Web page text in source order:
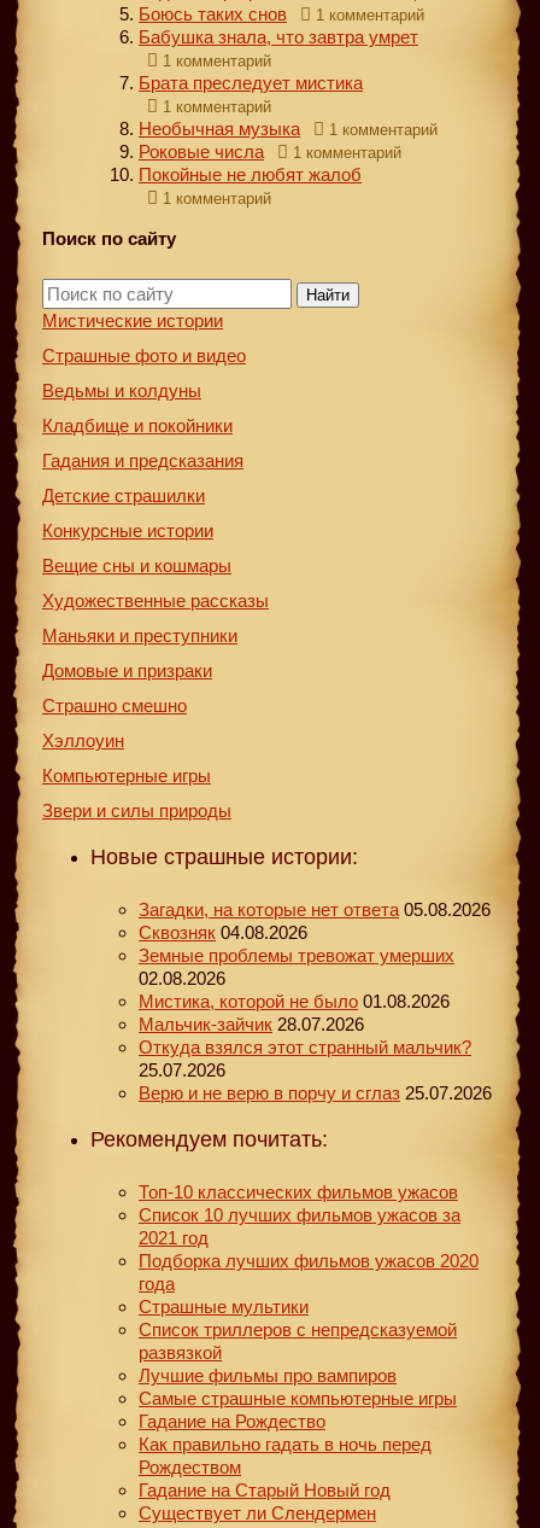
Боюсь таких снов 1 комментарий
Бабушка знала, что завтра умрет
1 комментарий
Брата преследует мистика
1 комментарий
Необычная музыка 1 комментарий
Роковые числа 1 комментарий
Покойные не любят жалоб
1 комментарий
Поиск по сайту
Найти
Мистические истории
Страшные фото и видео
Ведьмы и колдуны
Кладбище и покойники
Гадания и предсказания
Детские страшилки
Конкурсные истории
Вещие сны и кошмары
Художественные рассказы
Маньяки и преступники
Домовые и призраки
Страшно смешно
Хэллоуин
Компьютерные игры
Звери и силы природы
Новые страшные истории:
Загадки, на которые нет ответа 05.08.2026
Сквозняк 04.08.2026
Земные проблемы тревожат умерших
02.08.2026
Мистика, которой не было 01.08.2026
Мальчик-зайчик 28.07.2026
Откуда взялся этот странный мальчик?
25.07.2026
Верю и не верю в порчу и сглаз 25.07.2026
Рекомендуем почитать:
Топ-10 классических фильмов ужасов
Список 10 лучших фильмов ужасов за
2021 год
Подборка лучших фильмов ужасов 2020
года
Страшные мультики
Список триллеров с непредсказуемой
развязкой
Лучшие фильмы про вампиров
Самые страшные компьютерные игры
Гадание на Рождество
Как правильно гадать в ночь перед
Рождеством
Гадание на Старый Новый год
Существует ли Слендермен